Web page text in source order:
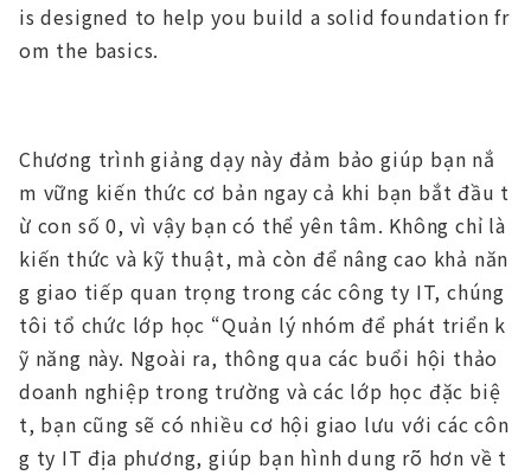
is designed to help you build a solid foundation fr
om the basics.
Chương trình giảng dạy này đảm bảo giúp bạn nắ
m vững kiến thức cơ bản ngay cả khi bạn bắt đầu t
ừ con số 0, vì vậy bạn có thể yên tâm. Không chỉ là
kiến thức và kỹ thuật, mà còn để nâng cao khả năn
g giao tiếp quan trọng trong các công ty IT, chúng
tôi tổ chức lớp học “Quản lý nhóm để phát triển k
ỹ năng này. Ngoài ra, thông qua các buổi hội thảo
doanh nghiệp trong trường và các lớp học đặc biệ
t, bạn cũng sẽ có nhiều cơ hội giao lưu với các côn
g ty IT địa phương, giúp bạn hình dung rõ hơn về t